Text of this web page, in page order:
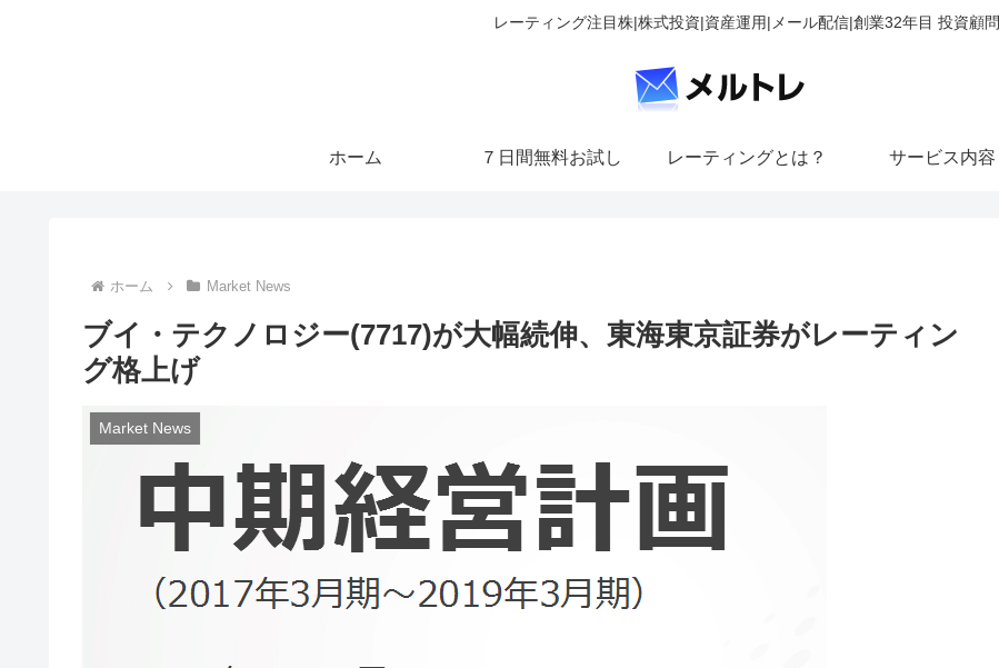
レーティング注目株|株式投資|資産運用|メール配信|創業32年目 投資顧問
ホーム ７日間無料お試し レーティングとは？ サービス内容
ホーム Market News
ブイ・テクノロジー(7717)が大幅続伸、東海東京証券がレーティン
グ格上げ
Market News